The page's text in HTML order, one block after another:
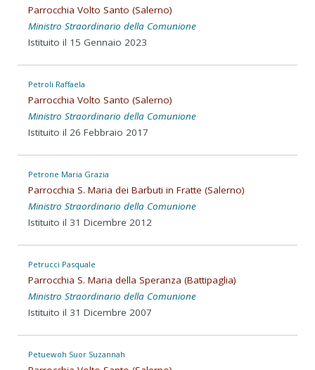
Parrocchia Volto Santo (Salerno)
Ministro Straordinario della Comunione
Istituito il 15 Gennaio 2023
Petroli Raffaela
Parrocchia Volto Santo (Salerno)
Ministro Straordinario della Comunione
Istituito il 26 Febbraio 2017
Petrone Maria Grazia
Parrocchia S. Maria dei Barbuti in Fratte (Salerno)
Ministro Straordinario della Comunione
Istituito il 31 Dicembre 2012
Petrucci Pasquale
Parrocchia S. Maria della Speranza (Battipaglia)
Ministro Straordinario della Comunione
Istituito il 31 Dicembre 2007
Petuewoh Suor Suzannah